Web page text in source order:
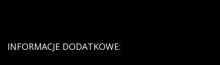
INFORMACJE DODATKOWE: